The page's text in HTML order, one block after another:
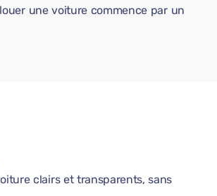
une voiture commence par un
clairs et transparents, sans